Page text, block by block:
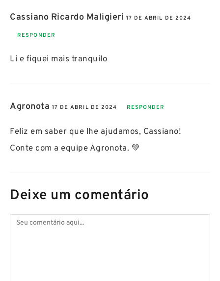
Cassiano Ricardo Maligieri 17 DE ABRIL DE 2024
RESPONDER
Li e fiquei mais tranquilo
Agronota 17 DE ABRIL DE 2024 RESPONDER
Feliz em saber que lhe ajudamos, Cassiano!
Conte com a equipe Agronota. 💚
Deixe um comentário